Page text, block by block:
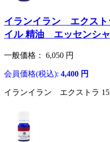
イランイラン エクスト
イル 精油 エッセンシ
一般価格： 6,050 円
会員価格(税込): 4,400 円
イランイラン エクストラ